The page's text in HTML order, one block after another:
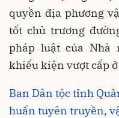
quyền địa phương
tốt chủ trương
pháp luật của Nhà
khiếu kiện vượt cấp
Ban Dân tộc tỉnh
huấn tuyên truyền,